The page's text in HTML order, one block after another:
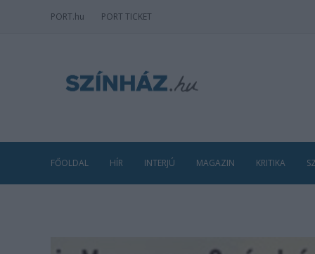
PORT.hu PORT TICKET
FŐOLDAL HÍR INTERJÚ MAGAZIN KRITIKA